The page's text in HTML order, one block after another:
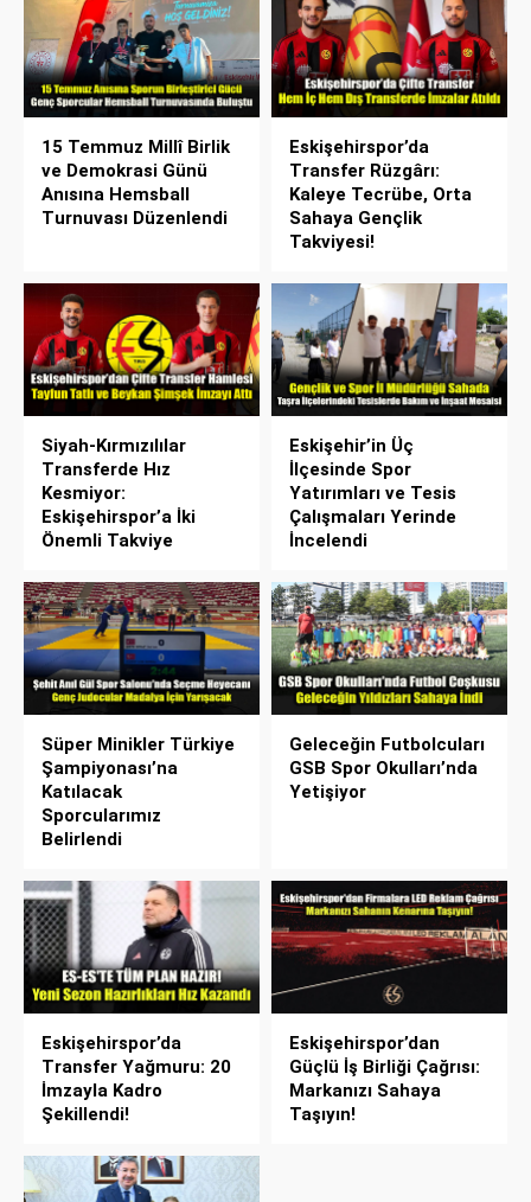
15 Temmuz Millî Birlik
ve Demokrasi Günü
Anısına Hemsball
Turnuvası Düzenlendi
Eskişehirspor’da
Transfer Rüzgârı:
Kaleye Tecrübe, Orta
Sahaya Gençlik
Takviyesi!
Siyah-Kırmızılılar
Transferde Hız
Kesmiyor:
Eskişehirspor’a İki
Önemli Takviye
Eskişehir’in Üç
İlçesinde Spor
Yatırımları ve Tesis
Çalışmaları Yerinde
İncelendi
Süper Minikler Türkiye
Şampiyonası’na
Katılacak
Sporcularımız
Belirlendi
Geleceğin Futbolcuları
GSB Spor Okulları’nda
Yetişiyor
Eskişehirspor’da
Transfer Yağmuru: 20
İmzayla Kadro
Şekillendi!
Eskişehirspor’dan
Güçlü İş Birliği Çağrısı:
Markanızı Sahaya
Taşıyın!